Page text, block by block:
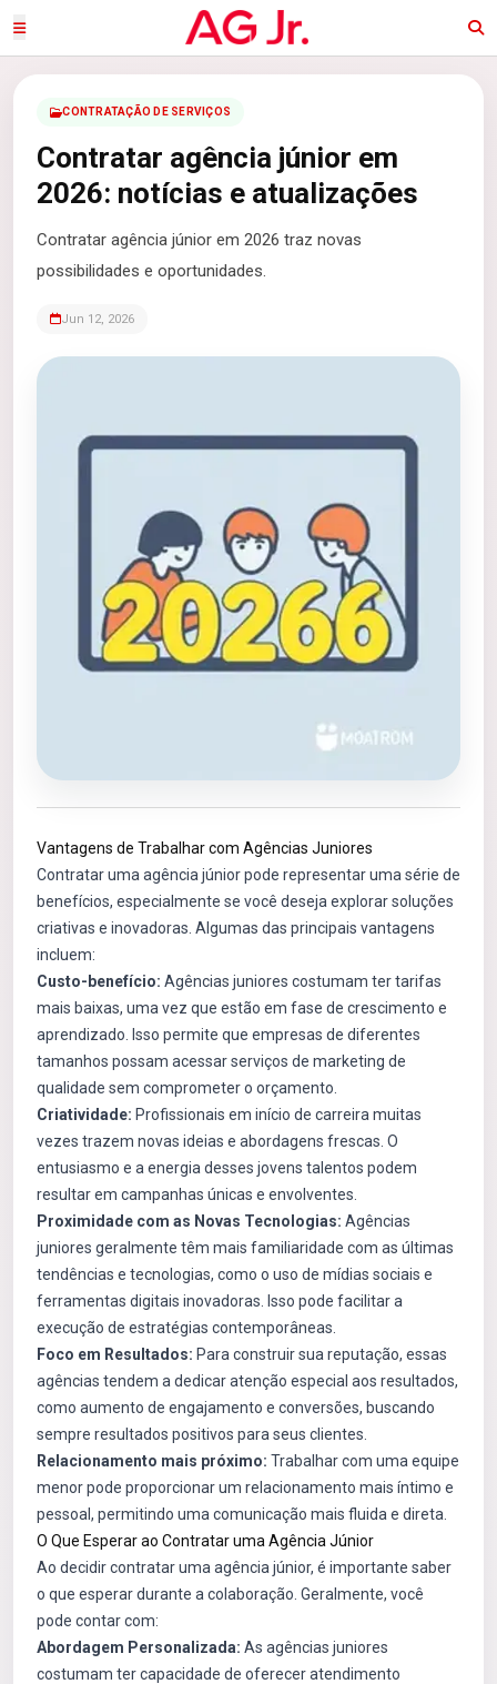
CONTRATAÇÃO DE SERVIÇOS
Contratar agência júnior em
2026: notícias e atualizações
Contratar agência júnior em 2026 traz novas
possibilidades e oportunidades.
Jun 12, 2026
Vantagens de Trabalhar com Agências Juniores
Contratar uma agência júnior pode representar uma série de
benefícios, especialmente se você deseja explorar soluções
criativas e inovadoras. Algumas das principais vantagens
incluem:
Custo-benefício: Agências juniores costumam ter tarifas
mais baixas, uma vez que estão em fase de crescimento e
aprendizado. Isso permite que empresas de diferentes
tamanhos possam acessar serviços de marketing de
qualidade sem comprometer o orçamento.
Criatividade: Profissionais em início de carreira muitas
vezes trazem novas ideias e abordagens frescas. O
entusiasmo e a energia desses jovens talentos podem
resultar em campanhas únicas e envolventes.
Proximidade com as Novas Tecnologias: Agências
juniores geralmente têm mais familiaridade com as últimas
tendências e tecnologias, como o uso de mídias sociais e
ferramentas digitais inovadoras. Isso pode facilitar a
execução de estratégias contemporâneas.
Foco em Resultados: Para construir sua reputação, essas
agências tendem a dedicar atenção especial aos resultados,
como aumento de engajamento e conversões, buscando
sempre resultados positivos para seus clientes.
Relacionamento mais próximo: Trabalhar com uma equipe
menor pode proporcionar um relacionamento mais íntimo e
pessoal, permitindo uma comunicação mais fluida e direta.
O Que Esperar ao Contratar uma Agência Júnior
Ao decidir contratar uma agência júnior, é importante saber
o que esperar durante a colaboração. Geralmente, você
pode contar com:
Abordagem Personalizada: As agências juniores
costumam ter capacidade de oferecer atendimento